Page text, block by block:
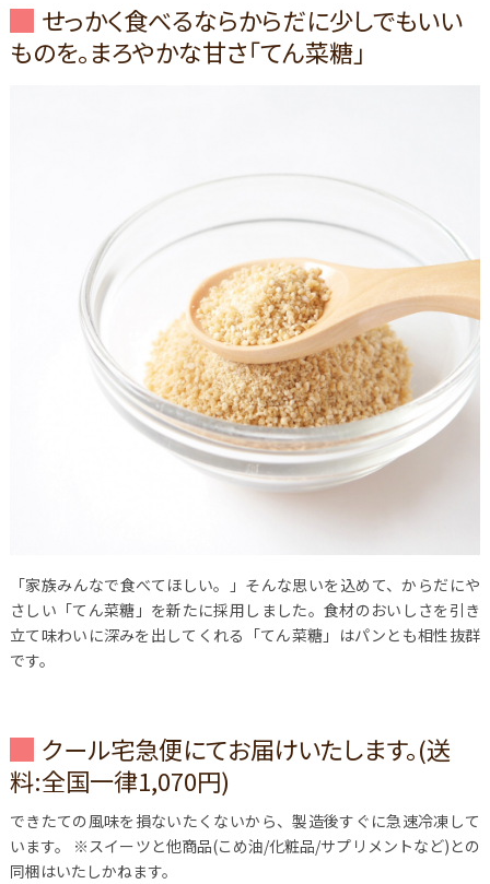
せっかく食べるならからだに少しでもいい
ものを。まろやかな甘さ「てん菜糖」
「家族みんなで食べてほしい。」そんな思いを込めて、からだにや
さしい「てん菜糖」を新たに採用しました。食材のおいしさを引き
立て味わいに深みを出してくれる「てん菜糖」はパンとも相性抜群
です。
クール宅急便にてお届けいたします。(送
料:全国一律1,070円)
できたての風味を損ないたくないから、製造後すぐに急速冷凍して
います。
※スイーツと他商品(こめ油/化粧品/サプリメントなど)との
同梱はいたしかねます。